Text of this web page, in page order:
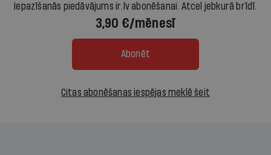
Iepazīšanās piedāvājums ir.lv abonēšanai. Atcel jebkurā brīdī.
3,90 €/mēnesī
Abonēt
Citas abonēšanas iespējas meklē šeit